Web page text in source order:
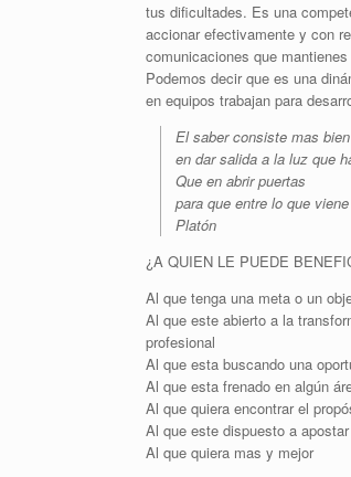
tus dificultades. Es una
accionar efectivamente y con
comunicaciones que
Podemos decir que es una
en equipos trabajan para
El saber consiste mas bien
en dar salida a la luz que
Que en abrir puertas
para que entre lo que
Platón
¿A QUIEN LE PUEDE
Al que tenga una meta o un
Al que este abierto a la
profesional
Al que esta buscando una
Al que esta frenado en algún
Al que quiera encontrar el
Al que este dispuesto a
Al que quiera mas y mejor